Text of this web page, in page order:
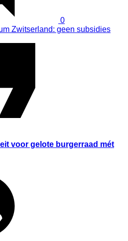
0
Zwitserland: geen subsidies
voor gelote burgerraad mét